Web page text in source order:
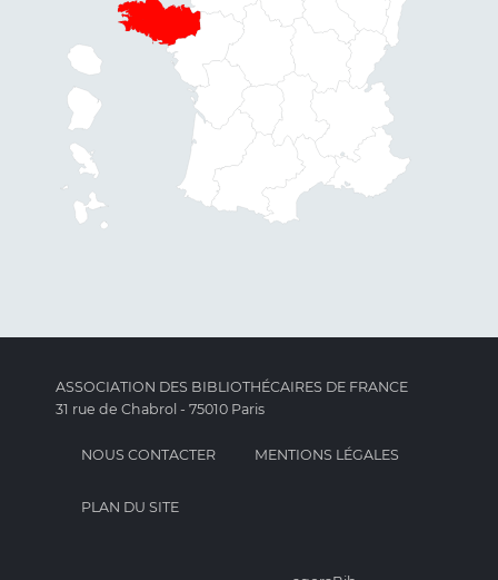
ASSOCIATION DES BIBLIOTHÉCAIRES DE FRANCE
31 rue de Chabrol - 75010 Paris
NOUS CONTACTER MENTIONS LÉGALES
PLAN DU SITE